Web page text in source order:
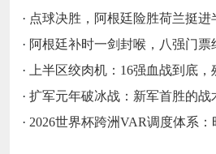
· 点球决胜，阿根廷险胜荷兰挺进
· 阿根廷补时一剑封喉，八强门票
·
上半区绞肉机：16强血战到底
· 扩军元年破冰战：新军首胜的战
· 2026世界杯跨洲VAR调度体系：时区协